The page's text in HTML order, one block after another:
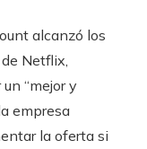
alcanzó los
Netflix,
“mejor y
empresa
la oferta si